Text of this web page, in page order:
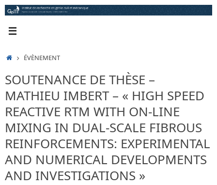
Passer
au
ACCUEIL
ÉVÈNEMENT
SOUTENANCE DE THÈSE –
MATHIEU IMBERT – « HIGH SPEED
REACTIVE RTM WITH ON-LINE
MIXING IN DUAL-SCALE FIBROUS
REINFORCEMENTS: EXPERIMENTAL
AND NUMERICAL DEVELOPMENTS
AND INVESTIGATIONS »